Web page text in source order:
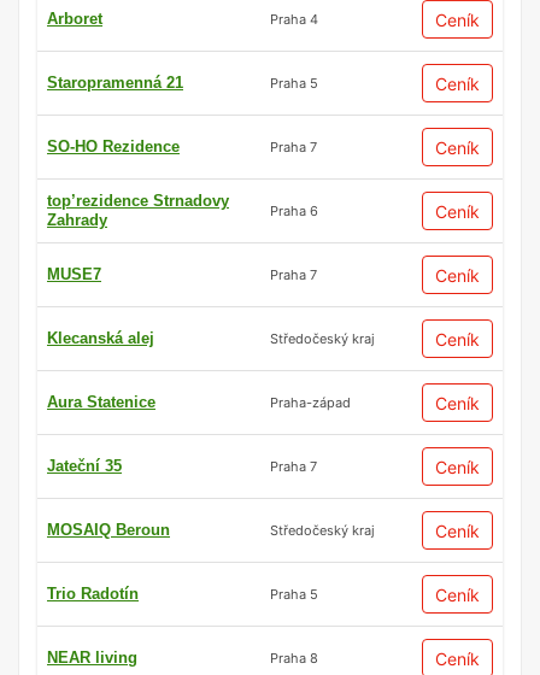
Arboret Praha 4 Ceník
Staropramenná 21 Praha 5 Ceník
SO-HO Rezidence Praha 7 Ceník
top’rezidence Strnadovy
Zahrady
Praha 6 Ceník
MUSE7 Praha 7 Ceník
Klecanská alej Středočeský kraj Ceník
Aura Statenice Praha-západ Ceník
Jateční 35 Praha 7 Ceník
MOSAIQ Beroun Středočeský kraj Ceník
Trio Radotín Praha 5 Ceník
NEAR living Praha 8 Ceník